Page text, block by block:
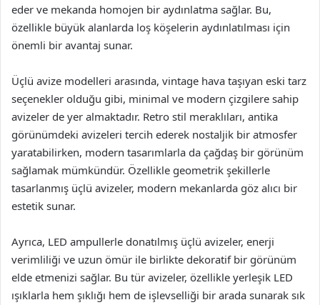
eder ve mekanda homojen bir aydınlatma sağlar. Bu,
özellikle büyük alanlarda loş köşelerin aydınlatılması için
önemli bir avantaj sunar.
Üçlü avize modelleri arasında, vintage hava taşıyan eski tarz
seçenekler olduğu gibi, minimal ve modern çizgilere sahip
avizeler de yer almaktadır. Retro stil meraklıları, antika
görünümdeki avizeleri tercih ederek nostaljik bir atmosfer
yaratabilirken, modern tasarımlarla da çağdaş bir görünüm
sağlamak mümkündür. Özellikle geometrik şekillerle
tasarlanmış üçlü avizeler, modern mekanlarda göz alıcı bir
estetik sunar.
Ayrıca, LED ampullerle donatılmış üçlü avizeler, enerji
verimliliği ve uzun ömür ile birlikte dekoratif bir görünüm
elde etmenizi sağlar. Bu tür avizeler, özellikle yerleşik LED
ışıklarla hem şıklığı hem de işlevselliği bir arada sunarak sık